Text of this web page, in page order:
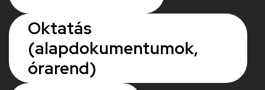
Oktatás
(alapdokumentumok,
órarend)